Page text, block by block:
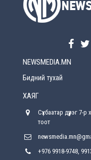
NEWSMEDIA.MN
Бидний тухай
ХАЯГ
Сүхбаатар дүүрэг
тоот
+976 9918-9748,